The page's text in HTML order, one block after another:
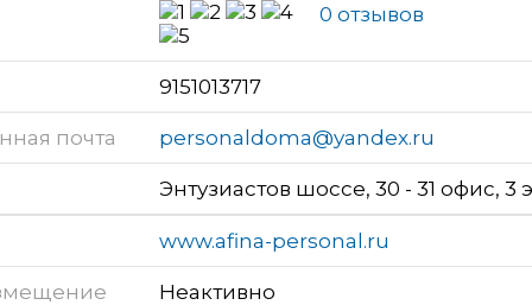
0 отзывов
9151013717
почта personaldoma@yandex.ru
Энтузиастов шоссе, 30 - 31 офис, 3
www.afina-personal.ru
Неактивно